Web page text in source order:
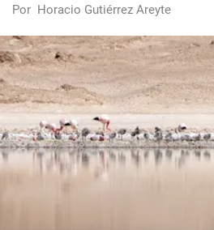
Por Horacio Gutiérrez Areyte